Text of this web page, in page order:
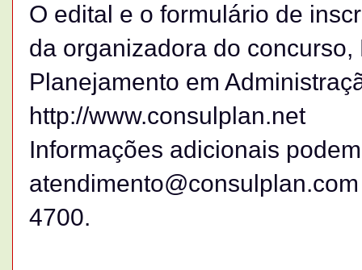
O edital e o formulário de
da organizadora do
Planejamento em
http://www.consulplan.net
Informações adicionais
4700.